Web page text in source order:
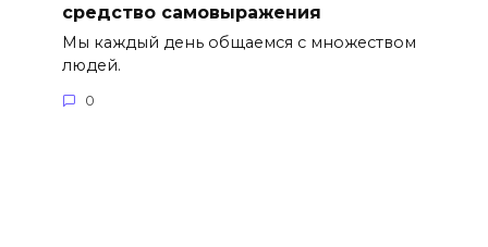
средство самовыражения
Мы каждый день общаемся с множеством
людей.
0